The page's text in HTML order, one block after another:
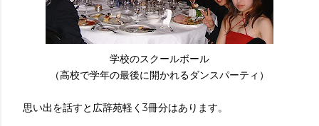
学校のスクールボール
（高校で学年の最後に開かれるダンスパーティ）
思い出を話すと広辞苑軽く3冊分はあります。